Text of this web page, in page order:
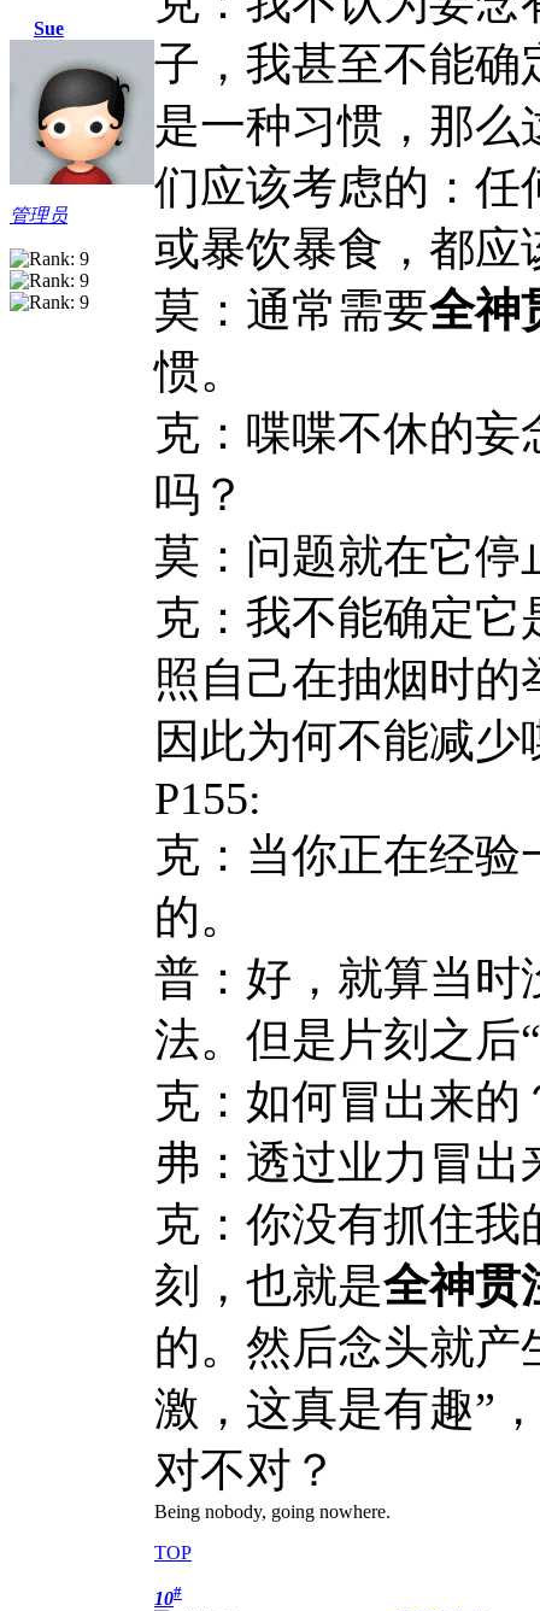
Sue
管理员
子，我甚至不能确
是一种习惯，那
们应该考虑的：任
或暴饮暴食，都应
莫：通常需要全神
惯。
克：喋喋不休的妄
吗？
莫：问题就在它停
克：我不能确定它
照自己在抽烟时
因此为何不能减
P155:
克：当你正在经验
的。
普：好，就算当时
法。但是片刻之后
克：如何冒出来的
弗：透过业力冒出
克：你没有抓住
刻，也就是全神贯
的。然后念头就产
激，这真是有趣”
对不对？
Being nobody, going nowhere.
TOP
10#